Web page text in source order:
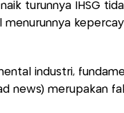
turunnya IHSG
menurunnya
industri,
news) merupakan